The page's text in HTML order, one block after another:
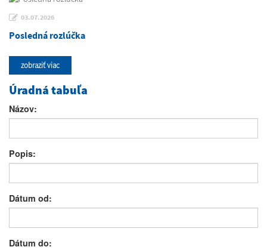
03.07.2026
Posledná rozlúčka
zobraziť viac
Úradná tabuľa
Názov:
Popis:
Dátum od:
Dátum do: